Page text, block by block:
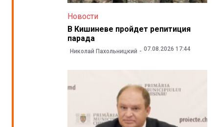
Новости
В Кишиневе пройдет репитиция
парада
Николай Пахольницкий 07.08.2026 17:44